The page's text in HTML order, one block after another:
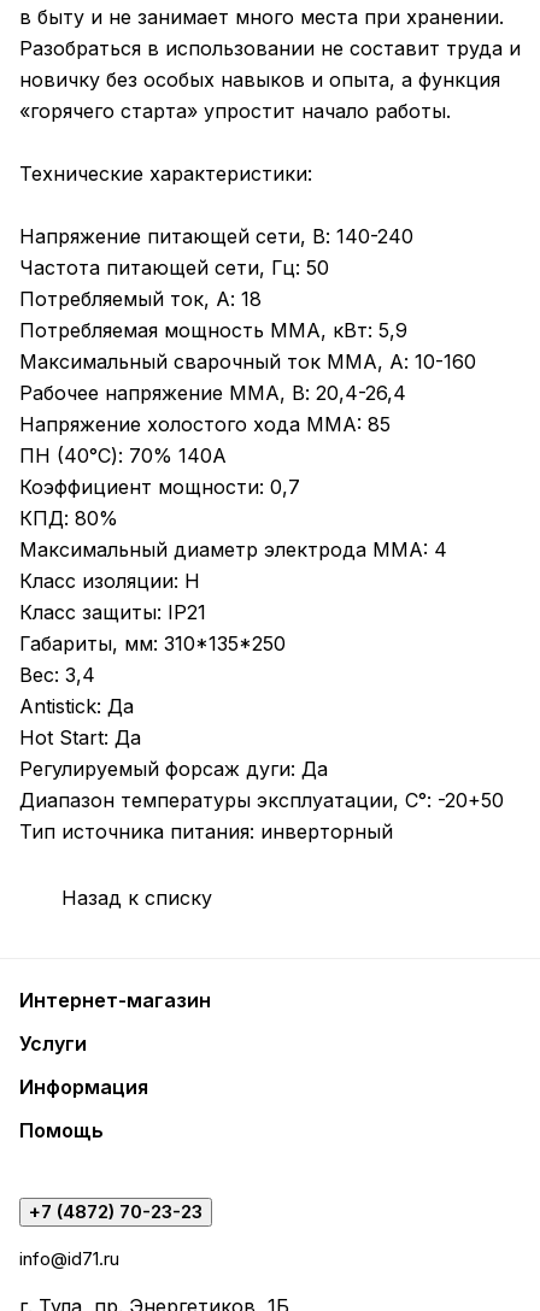
в быту и не занимает много места при хранении.
Разобраться в использовании не составит труда и
новичку без особых навыков и опыта, а функция
«горячего старта» упростит начало работы.
Технические характеристики:
Напряжение питающей сети, В: 140-240
Частота питающей сети, Гц: 50
Потребляемый ток, А: 18
Потребляемая мощность ММА, кВт: 5,9
Максимальный сварочный ток MMA, А: 10-160
Рабочее напряжение ММА, В: 20,4-26,4
Напряжение холостого хода MMA: 85
ПН (40°C): 70% 140А
Коэффициент мощности: 0,7
КПД: 80%
Максимальный диаметр электрода MMA: 4
Класс изоляции: H
Класс защиты: IP21
Габариты, мм: 310*135*250
Вес: 3,4
Antistick: Да
Hot Start: Да
Регулируемый форсаж дуги: Да
Диапазон температуры эксплуатации, С°: -20+50
Тип источника питания: инверторный
Назад к списку
Интернет-магазин
Услуги
Информация
Помощь
+7 (4872) 70-23-23
info@id71.ru
г. Тула, пр. Энергетиков, 1Б